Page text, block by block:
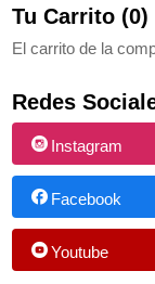
Tu Carrito (0)
El carrito de la
Redes
Instagram
Facebook
Youtube